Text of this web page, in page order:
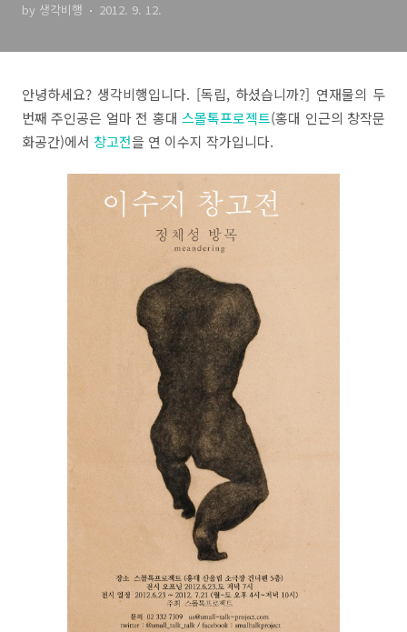
by 생각비행 2012. 9. 12.
안녕하세요? 생각비행입니다. [독립, 하셨습니까?] 연재물의 두
번째 주인공은 얼마 전 홍대스몰톡프로젝트(홍대 인근의 창작문
화공간)에서 창고전을 연 이수지 작가입니다.